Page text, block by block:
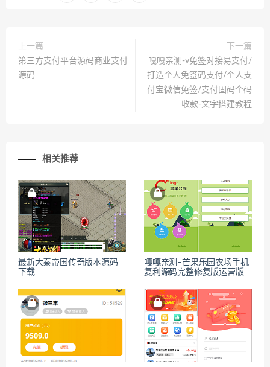
上一篇
第三方支付平台源码商业支付
源码
下一篇
嘎嘎亲测-v免签对接易支付/
打造个人免签码支付/个人支
付宝微信免签/支付固码个码
收款-文字搭建教程
相关推荐
最新大秦帝国传奇版本源码
下载
嘎嘎亲测–芒果乐园农场手机
复利源码完整修复版运营版